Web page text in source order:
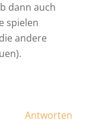
dann auch
spielen
andere
Antworten